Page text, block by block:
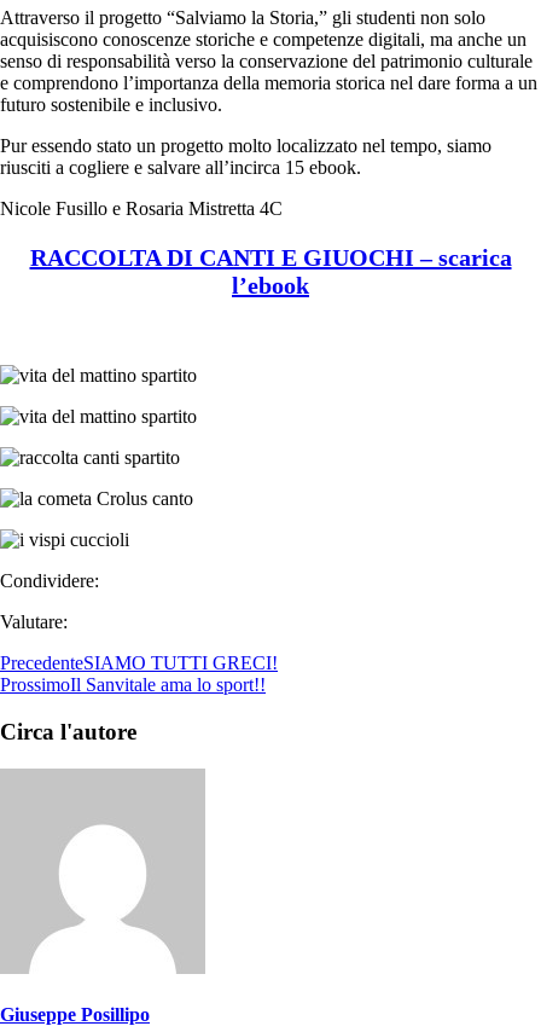
Attraverso il progetto “Salviamo la Storia,” gli studenti non solo
acquisiscono conoscenze storiche e competenze digitali, ma anche un
senso di responsabilità verso la conservazione del patrimonio culturale
e comprendono l’importanza della memoria storica nel dare forma a un
futuro sostenibile e inclusivo.
Pur essendo stato un progetto molto localizzato nel tempo, siamo
riusciti a cogliere e salvare all’incirca 15 ebook.
Nicole Fusillo e Rosaria Mistretta 4C
RACCOLTA DI CANTI E GIUOCHI – scarica
l’ebook
Condividere:
Valutare:
PrecedenteSIAMO TUTTI GRECI!
ProssimoIl Sanvitale ama lo sport!!
Circa l'autore
Giuseppe Posillipo